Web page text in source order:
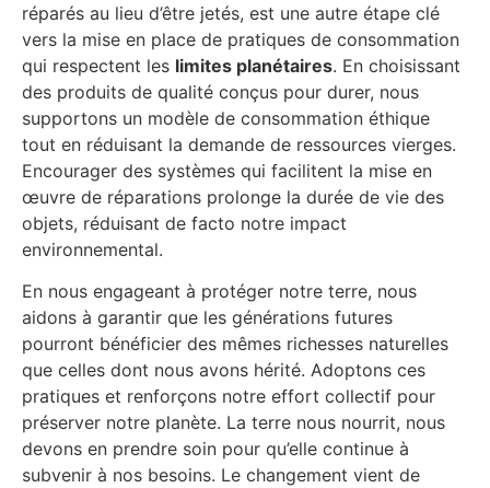
réparés au lieu d’être jetés, est une autre étape clé
vers la mise en place de pratiques de consommation
qui respectent les limites planétaires. En choisissant
des produits de qualité conçus pour durer, nous
supportons un modèle de consommation éthique
tout en réduisant la demande de ressources vierges.
Encourager des systèmes qui facilitent la mise en
œuvre de réparations prolonge la durée de vie des
objets, réduisant de facto notre impact
environnemental.
En nous engageant à protéger notre terre, nous
aidons à garantir que les générations futures
pourront bénéficier des mêmes richesses naturelles
que celles dont nous avons hérité. Adoptons ces
pratiques et renforçons notre effort collectif pour
préserver notre planète. La terre nous nourrit, nous
devons en prendre soin pour qu’elle continue à
subvenir à nos besoins. Le changement vient de